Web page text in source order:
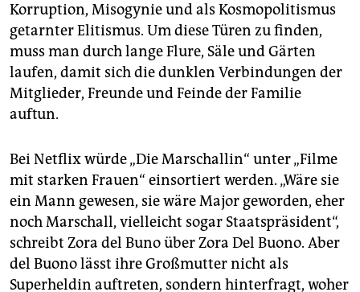
Korruption, Misogynie und als Kosmopolitismus
getarnter Elitismus. Um diese Türen zu finden,
muss man durch lange Flure, Säle und Gärten
laufen, damit sich die dunklen Verbindungen der
Mitglieder, Freunde und Feinde der Familie
auftun.
Bei Netflix würde „Die Marschallin“ unter „Filme
mit starken Frauen“ einsortiert werden. „Wäre sie
ein Mann gewesen, sie wäre Major geworden, eher
noch Marschall, vielleicht sogar Staatspräsident“,
schreibt Zora del Buno über Zora Del Buono. Aber
del Buono lässt ihre Großmutter nicht als
Superheldin auftreten, sondern hinterfragt, woher